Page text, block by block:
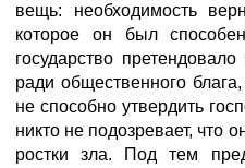
вещь: необходимость
которое он был
государство
ради общественного
не способно утвердить
никто не подозревает, что
ростки зла. Под тем